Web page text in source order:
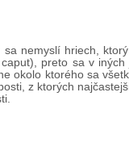
sa nemyslí hriech,
preto sa v
okolo ktorého sa
z ktorých